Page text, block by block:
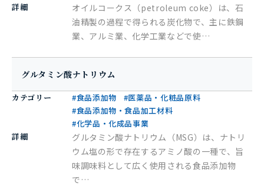
詳細
オイルコークス（petroleum coke）は、石
油精製の過程で得られる炭化物で、主に鉄鋼
業、アルミ業、化学工業などで使…
グルタミン酸ナトリウム
カテゴリー #食品添加物
#医薬品・化粧品原料
#食品添加物・食品加工材料
#化学品・化成品事業
詳細
グルタミン酸ナトリウム（MSG）は、ナトリ
ウム塩の形で存在するアミノ酸の一種で、旨
味調味料として広く使用される食品添加物
で…